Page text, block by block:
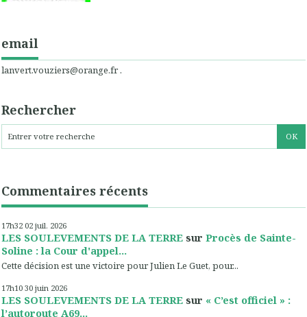
email
lanvert.vouziers@orange.fr .
Rechercher
Commentaires récents
17h32 02 juil. 2026
LES SOULEVEMENTS DE LA TERRE sur Procès de Sainte-
Soline : la Cour d'appel...
Cette décision est une victoire pour Julien Le Guet, pour...
17h10 30 juin 2026
LES SOULEVEMENTS DE LA TERRE sur « C’est officiel » :
l’autoroute A69...